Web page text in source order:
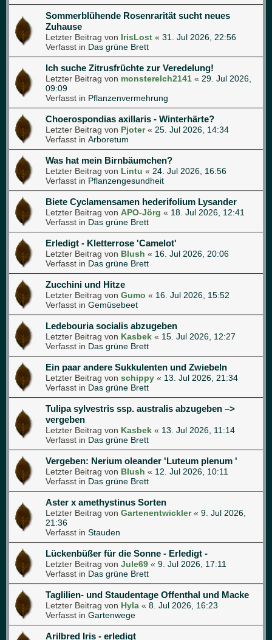
Sommerblühende Rosenrarität sucht neues
Zuhause
Letzter Beitrag von IrisLost « 31. Jul 2026, 22:56
Verfasst in Das grüne Brett
Ich suche Zitrusfrüchte zur Veredelung!
Letzter Beitrag von monsterelch2141 « 29. Jul 2026,
09:09
Verfasst in Pflanzenvermehrung
Choerospondias axillaris - Winterhärte?
Letzter Beitrag von Pjoter« 25. Jul 2026, 14:34
Verfasst in Arboretum
Was hat mein Birnbäumchen?
Letzter Beitrag von Lintu « 24. Jul 2026, 16:56
Verfasst in Pflanzengesundheit
Biete Cyclamensamen hederifolium Lysander
Letzter Beitrag von APO-Jörg « 18. Jul 2026, 12:41
Verfasst in Das grüne Brett
Erledigt - Kletterrose 'Camelot'
Letzter Beitrag von Blush « 16. Jul 2026, 20:06
Verfasst in Das grüne Brett
Zucchini und Hitze
Letzter Beitrag von Gumo « 16. Jul 2026, 15:52
Verfasst in Gemüsebeet
Ledebouria socialis abzugeben
Letzter Beitrag von Kasbek « 15. Jul 2026, 12:27
Verfasst in Das grüne Brett
Ein paar andere Sukkulenten und Zwiebeln
Letzter Beitrag von schippy « 13. Jul 2026, 21:34
Verfasst in Das grüne Brett
Tulipa sylvestris ssp. australis abzugeben –>
vergeben
Letzter Beitrag von Kasbek « 13. Jul 2026, 11:14
Verfasst in Das grüne Brett
Vergeben: Nerium oleander 'Luteum plenum '
Letzter Beitrag von Blush « 12. Jul 2026, 10:11
Verfasst in Das grüne Brett
Aster x amethystinus Sorten
Letzter Beitrag von Gartenentwickler« 9. Jul 2026,
21:36
Verfasst in Stauden
Lückenbüßer für die Sonne - Erledigt -
Letzter Beitrag von Jule69 « 9. Jul 2026, 17:11
Verfasst in Das grüne Brett
Taglilien- und Staudentage Offenthal und Macke
Letzter Beitrag von Hyla « 8. Jul 2026, 16:23
Verfasst in Gartenwege
Arilbred Iris - erledigt